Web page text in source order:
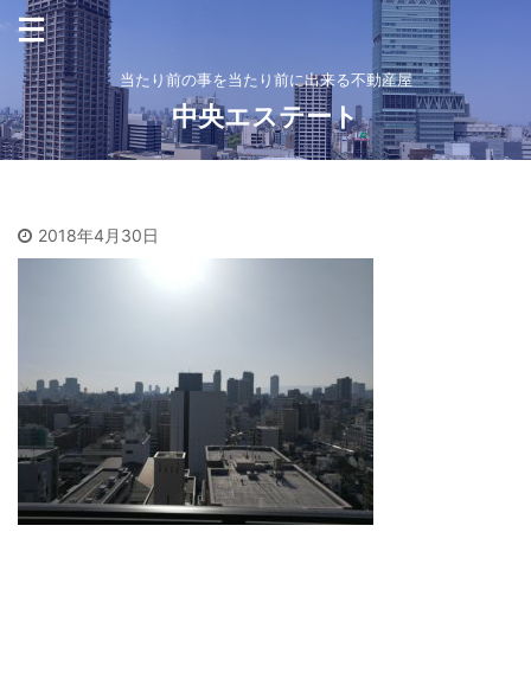
当たり前の事を当たり前に出来る不動産屋
中央エステート
2018年4月30日